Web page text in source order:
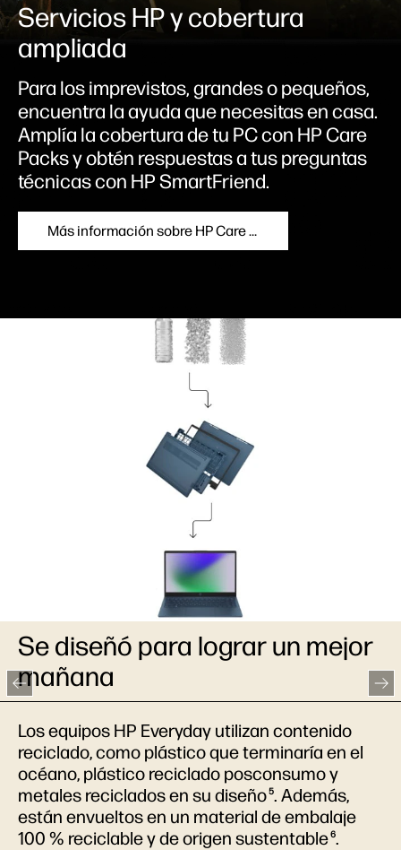
Servicios HP y cobertura
ampliada
Para los imprevistos, grandes o pequeños,
encuentra la ayuda que necesitas en casa.
Amplía la cobertura de tu PC con HP Care
Packs y obtén respuestas a tus preguntas
técnicas con HP SmartFriend.
Más información sobre HP Care Pack
Se diseñó para lograr un mejor
mañana
Los equipos HP Everyday utilizan contenido
reciclado, como plástico que terminaría en el
océano, plástico reciclado posconsumo y
metales reciclados en su diseño5. Además,
están envueltos en un material de embalaje
100 % reciclable y de origen sustentable6.